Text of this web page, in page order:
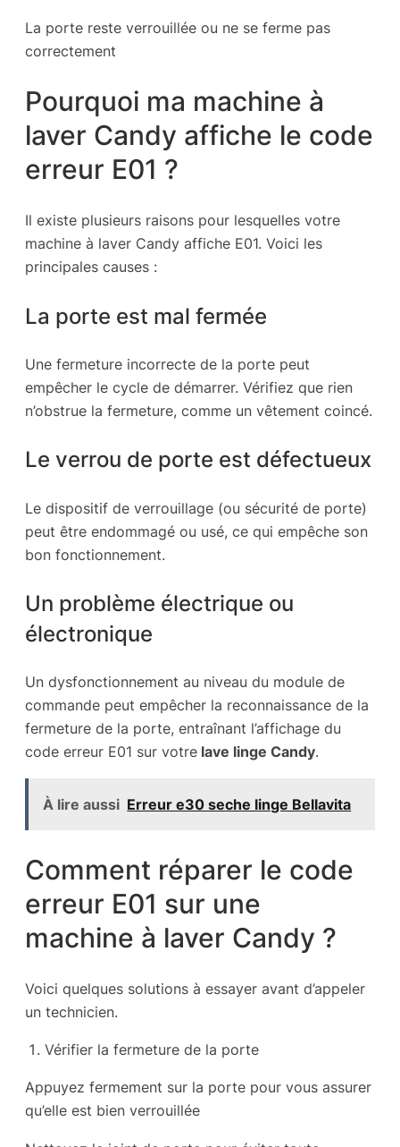
La porte reste verrouillée ou ne se ferme pas
correctement
Pourquoi ma machine à
laver Candy affiche le code
erreur E01 ?
Il existe plusieurs raisons pour lesquelles votre
machine à laver Candy affiche E01. Voici les
principales causes :
La porte est mal fermée
Une fermeture incorrecte de la porte peut
empêcher le cycle de démarrer. Vérifiez que rien
n’obstrue la fermeture, comme un vêtement coincé.
Le verrou de porte est défectueux
Le dispositif de verrouillage (ou sécurité de porte)
peut être endommagé ou usé, ce qui empêche son
bon fonctionnement.
Un problème électrique ou
électronique
Un dysfonctionnement au niveau du module de
commande peut empêcher la reconnaissance de la
fermeture de la porte, entraînant l’affichage du
code erreur E01 sur votre lave linge Candy.
À lire aussi Erreur e30 seche linge Bellavita
Comment réparer le code
erreur E01 sur une
machine à laver Candy ?
Voici quelques solutions à essayer avant d’appeler
un technicien.
Vérifier la fermeture de la porte
Appuyez fermement sur la porte pour vous assurer
qu’elle est bien verrouillée